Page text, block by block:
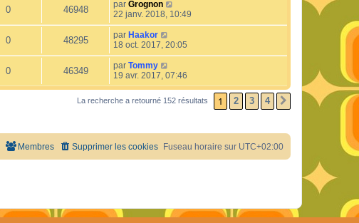
0 46948 par Grognon
22 janv. 2018, 10:49
0 48295 par Haakor
18 oct. 2017, 20:05
0 46349 par Tommy
19 avr. 2017, 07:46
La recherche a retourné 152 résultats 1 2 3 4 SUIVANT
Fuseau horaire sur UTC+02:00
Supprimer les cookies
Membres